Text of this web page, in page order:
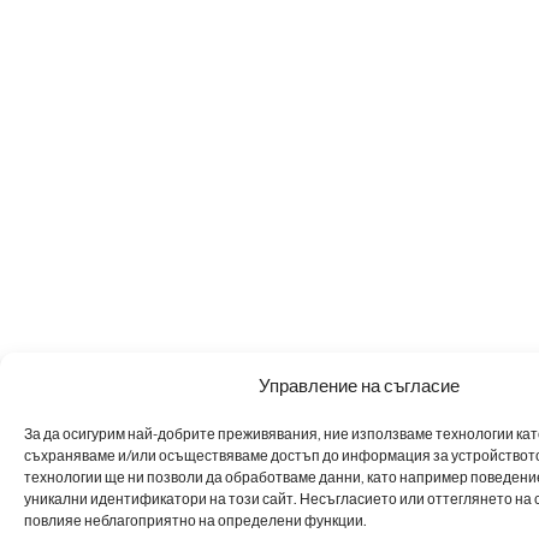
Управление на съгласие
За да осигурим най-добрите преживявания, ние използваме технологии
съхраняваме и/или осъществяваме достъп до информация за
технологии ще ни позволи да обработваме данни, като например
уникални идентификатори на този сайт. Несъгласието или оттеглянето на
повлияе неблагоприятно на определени функции.